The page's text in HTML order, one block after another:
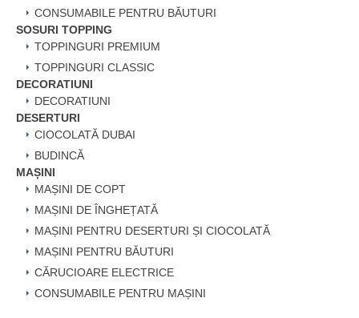
CONSUMABILE PENTRU BĂUTURI
SOSURI TOPPING
TOPPINGURI PREMIUM
TOPPINGURI CLASSIC
DECORATIUNI
DECORATIUNI
DESERTURI
CIOCOLATĂ DUBAI
BUDINCĂ
MAȘINI
MAȘINI DE COPT
MAȘINI DE ÎNGHEȚATĂ
MAȘINI PENTRU DESERTURI ȘI CIOCOLATĂ
MAȘINI PENTRU BĂUTURI
CĂRUCIOARE ELECTRICE
CONSUMABILE PENTRU MAȘINI